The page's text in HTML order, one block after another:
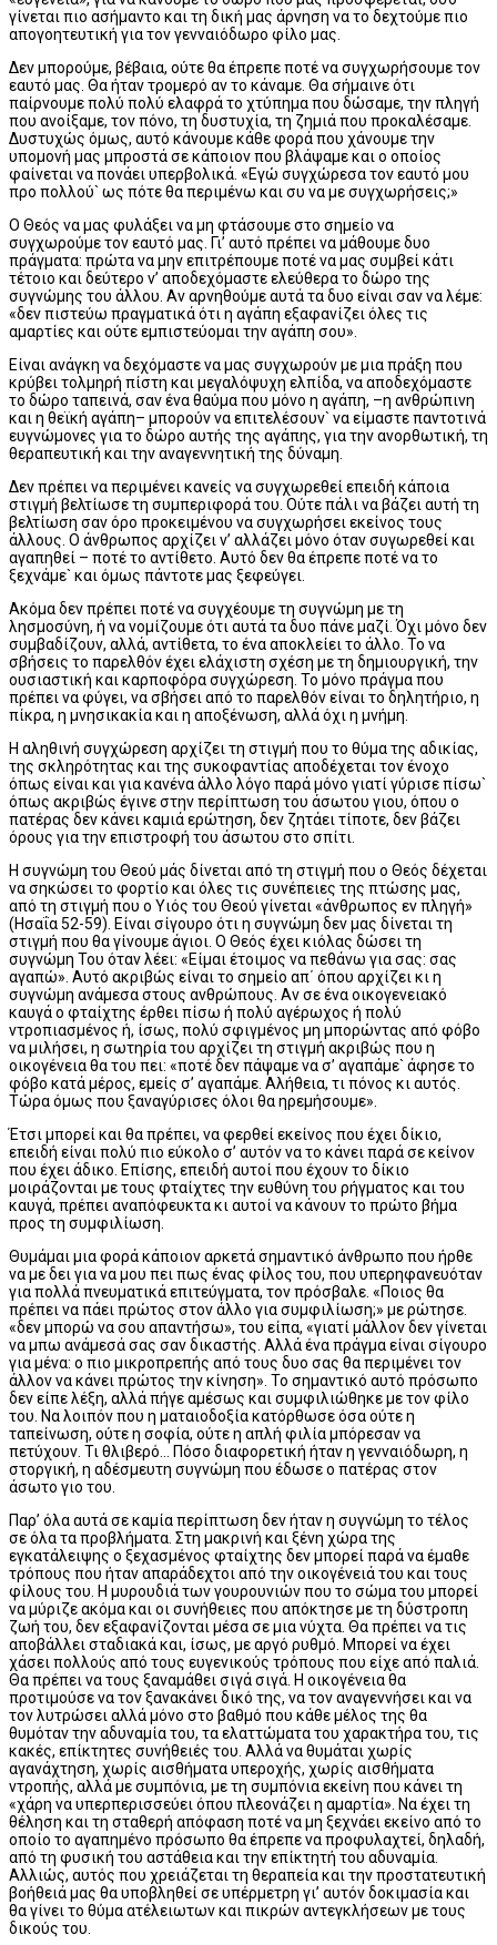
γίνεται πιο ασήμαντο και τη δική μας άρνηση να το δεχτούμε πιο
απογοητευτική για τον γενναιόδωρο φίλο μας.
Δεν μπορούμε, βέβαια, ούτε θα έπρεπε ποτέ να συγχωρήσουμε τον
εαυτό μας. Θα ήταν τρομερό αν το κάναμε. Θα σήμαινε ότι
παίρνουμε πολύ πολύ ελαφρά το χτύπημα που δώσαμε, την πληγή
που ανοίξαμε, τον πόνο, τη δυστυχία, τη ζημιά που προκαλέσαμε.
Δυστυχώς όμως, αυτό κάνουμε κάθε φορά που χάνουμε την
υπομονή μας μπροστά σε κάποιον που βλάψαμε και ο οποίος
φαίνεται να πονάει υπερβολικά. «Εγώ συγχώρεσα τον εαυτό μου
προ πολλού` ως πότε θα περιμένω και συ να με συγχωρήσεις;»
Ο Θεός να μας φυλάξει να μη φτάσουμε στο σημείο να
συγχωρούμε τον εαυτό μας. Γι’ αυτό πρέπει να μάθουμε δυο
πράγματα: πρώτα να μην επιτρέπουμε ποτέ να μας συμβεί κάτι
τέτοιο και δεύτερο ν’ αποδεχόμαστε ελεύθερα το δώρο της
συγνώμης του άλλου. Αν αρνηθούμε αυτά τα δυο είναι σαν να λέμε:
«δεν πιστεύω πραγματικά ότι η αγάπη εξαφανίζει όλες τις
αμαρτίες και ούτε εμπιστεύομαι την αγάπη σου».
Είναι ανάγκη να δεχόμαστε να μας συγχωρούν με μια πράξη που
κρύβει τολμηρή πίστη και μεγαλόψυχη ελπίδα, να αποδεχόμαστε
το δώρο ταπεινά, σαν ένα θαύμα που μόνο η αγάπη, –η ανθρώπινη
και η θεϊκή αγάπη– μπορούν να επιτελέσουν` να είμαστε παντοτινά
ευγνώμονες για το δώρο αυτής της αγάπης, για την ανορθωτική, τη
θεραπευτική και την αναγεννητική της δύναμη.
Δεν πρέπει να περιμένει κανείς να συγχωρεθεί επειδή κάποια
στιγμή βελτίωσε τη συμπεριφορά του. Ούτε πάλι να βάζει αυτή τη
βελτίωση σαν όρο προκειμένου να συγχωρήσει εκείνος τους
άλλους. Ο άνθρωπος αρχίζει ν’ αλλάζει μόνο όταν συγωρεθεί και
αγαπηθεί – ποτέ το αντίθετο. Αυτό δεν θα έπρεπε ποτέ να το
ξεχνάμε` και όμως πάντοτε μας ξεφεύγει.
Ακόμα δεν πρέπει ποτέ να συγχέουμε τη συγνώμη με τη
λησμοσύνη, ή να νομίζουμε ότι αυτά τα δυο πάνε μαζί. Όχι μόνο δεν
συμβαδίζουν, αλλά, αντίθετα, το ένα αποκλείει το άλλο. Το να
σβήσεις το παρελθόν έχει ελάχιστη σχέση με τη δημιουργική, την
ουσιαστική και καρποφόρα συγχώρεση. Το μόνο πράγμα που
πρέπει να φύγει, να σβήσει από το παρελθόν είναι το δηλητήριο, η
πίκρα, η μνησικακία και η αποξένωση, αλλά όχι η μνήμη.
Η αληθινή συγχώρεση αρχίζει τη στιγμή που το θύμα της αδικίας,
της σκληρότητας και της συκοφαντίας αποδέχεται τον ένοχο
όπως είναι και για κανένα άλλο λόγο παρά μόνο γιατί γύρισε πίσω`
όπως ακριβώς έγινε στην περίπτωση του άσωτου γιου, όπου ο
πατέρας δεν κάνει καμιά ερώτηση, δεν ζητάει τίποτε, δεν βάζει
όρους για την επιστροφή του άσωτου στο σπίτι.
Η συγνώμη του Θεού μάς δίνεται από τη στιγμή που ο Θεός δέχεται
να σηκώσει το φορτίο και όλες τις συνέπειες της πτώσης μας,
από τη στιγμή που ο Υιός του Θεού γίνεται «άνθρωπος εν πληγή»
(Ησαΐα 52-59). Είναι σίγουρο ότι η συγνώμη δεν μας δίνεται τη
στιγμή που θα γίνουμε άγιοι. Ο Θεός έχει κιόλας δώσει τη
συγνώμη Του όταν λέει: «Είμαι έτοιμος να πεθάνω για σας: σας
αγαπώ». Αυτό ακριβώς είναι το σημείο απ΄ όπου αρχίζει κι η
συγνώμη ανάμεσα στους ανθρώπους. Αν σε ένα οικογενειακό
καυγά ο φταίχτης έρθει πίσω ή πολύ αγέρωχος ή πολύ
ντροπιασμένος ή, ίσως, πολύ σφιγμένος μη μπορώντας από φόβο
να μιλήσει, η σωτηρία του αρχίζει τη στιγμή ακριβώς που η
οικογένεια θα του πει: «ποτέ δεν πάψαμε να σ’ αγαπάμε` άφησε το
φόβο κατά μέρος, εμείς σ’ αγαπάμε. Αλήθεια, τι πόνος κι αυτός.
Τώρα όμως που ξαναγύρισες όλοι θα ηρεμήσουμε».
Έτσι μπορεί και θα πρέπει, να φερθεί εκείνος που έχει δίκιο,
επειδή είναι πολύ πιο εύκολο σ’ αυτόν να το κάνει παρά σε κείνον
που έχει άδικο. Επίσης, επειδή αυτοί που έχουν το δίκιο
μοιράζονται με τους φταίχτες την ευθύνη του ρήγματος και του
καυγά, πρέπει αναπόφευκτα κι αυτοί να κάνουν το πρώτο βήμα
προς τη συμφιλίωση.
Θυμάμαι μια φορά κάποιον αρκετά σημαντικό άνθρωπο που ήρθε
να με δει για να μου πει πως ένας φίλος του, που υπερηφανευόταν
για πολλά πνευματικά επιτεύγματα, τον πρόσβαλε. «Ποιος θα
πρέπει να πάει πρώτος στον άλλο για συμφιλίωση;» με ρώτησε.
«δεν μπορώ να σου απαντήσω», του είπα, «γιατί μάλλον δεν γίνεται
να μπω ανάμεσά σας σαν δικαστής. Αλλά ένα πράγμα είναι σίγουρο
για μένα: ο πιο μικροπρεπής από τους δυο σας θα περιμένει τον
άλλον να κάνει πρώτος την κίνηση». Το σημαντικό αυτό πρόσωπο
δεν είπε λέξη, αλλά πήγε αμέσως και συμφιλιώθηκε με τον φίλο
του. Να λοιπόν που η ματαιοδοξία κατόρθωσε όσα ούτε η
ταπείνωση, ούτε η σοφία, ούτε η απλή φιλία μπόρεσαν να
πετύχουν. Τι θλιβερό... Πόσο διαφορετική ήταν η γενναιόδωρη, η
στοργική, η αδέσμευτη συγνώμη που έδωσε ο πατέρας στον
άσωτο γιο του.
Παρ’ όλα αυτά σε καμία περίπτωση δεν ήταν η συγνώμη το τέλος
σε όλα τα προβλήματα. Στη μακρινή και ξένη χώρα της
εγκατάλειψης ο ξεχασμένος φταίχτης δεν μπορεί παρά να έμαθε
τρόπους που ήταν απαράδεχτοι από την οικογένειά του και τους
φίλους του. Η μυρουδιά των γουρουνιών που το σώμα του μπορεί
να μύριζε ακόμα και οι συνήθειες που απόκτησε με τη δύστροπη
ζωή του, δεν εξαφανίζονται μέσα σε μια νύχτα. Θα πρέπει να τις
αποβάλλει σταδιακά και, ίσως, με αργό ρυθμό. Μπορεί να έχει
χάσει πολλούς από τους ευγενικούς τρόπους που είχε από παλιά.
Θα πρέπει να τους ξαναμάθει σιγά σιγά. Η οικογένεια θα
προτιμούσε να τον ξανακάνει δικό της, να τον αναγεννήσει και να
τον λυτρώσει αλλά μόνο στο βαθμό που κάθε μέλος της θα
θυμόταν την αδυναμία του, τα ελαττώματα του χαρακτήρα του, τις
κακές, επίκτητες συνήθειές του. Αλλά να θυμάται χωρίς
αγανάχτηση, χωρίς αισθήματα υπεροχής, χωρίς αισθήματα
ντροπής, αλλά με συμπόνια, με τη συμπόνια εκείνη που κάνει τη
«χάρη να υπερπερισσεύει όπου πλεονάζει η αμαρτία». Να έχει τη
θέληση και τη σταθερή απόφαση ποτέ να μη ξεχνάει εκείνο από το
οποίο το αγαπημένο πρόσωπο θα έπρεπε να προφυλαχτεί, δηλαδή,
από τη φυσική του αστάθεια και την επίκτητή του αδυναμία.
Αλλιώς, αυτός που χρειάζεται τη θεραπεία και την προστατευτική
βοήθειά μας θα υποβληθεί σε υπέρμετρη γι’ αυτόν δοκιμασία και
θα γίνει το θύμα ατέλειωτων και πικρών αντεγκλήσεων με τους
δικούς του.